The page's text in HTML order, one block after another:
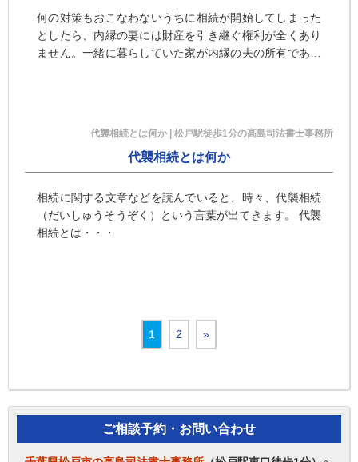
何の対策もおこなわないうちに相続が開始してしまった
としたら、内縁の妻には財産を引き継ぐ権利が全くあり
ません。一緒に暮らしていた家が内縁の夫の所有であっ
代襲相続とは何か | 松戸駅徒歩1分の高島司法書士事務所
代襲相続とは何か
相続に関する文章などを読んでいると、時々、代襲相続
（だいしゅうそうぞく）という言葉が出てきます。 代襲
相続とは・・・
1 2 »
ご相談予約・お問い合わせ